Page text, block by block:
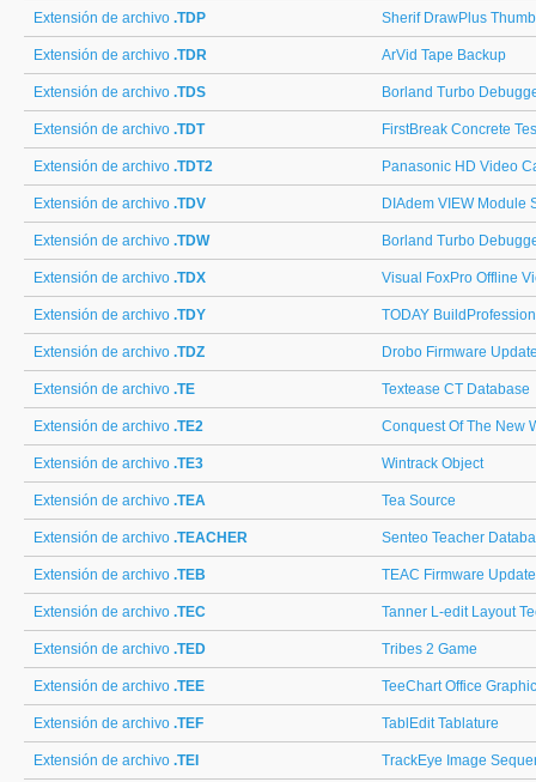
Extensión de archivo .TDP Sherif DrawPlus
Extensión de archivo .TDR ArVid Tape Backup
Extensión de archivo .TDS Borland Turbo
Extensión de archivo .TDT FirstBreak Concrete
Extensión de archivo .TDT2 Panasonic HD Video
Extensión de archivo .TDV DIAdem VIEW Module
Extensión de archivo .TDW Borland Turbo
Extensión de archivo .TDX Visual FoxPro Offline
Extensión de archivo .TDY TODAY
Extensión de archivo .TDZ Drobo Firmware
Extensión de archivo .TE Textease CT Database
Extensión de archivo .TE2 Conquest Of The New
Extensión de archivo .TE3 Wintrack Object
Extensión de archivo .TEA Tea Source
Extensión de archivo .TEACHER Senteo Teacher
Extensión de archivo .TEB TEAC Firmware Update
Extensión de archivo .TEC Tanner L-edit Layout
Extensión de archivo .TED Tribes 2 Game
Extensión de archivo .TEE TeeChart Office
Extensión de archivo .TEF TablEdit Tablature
Extensión de archivo .TEI TrackEye Image